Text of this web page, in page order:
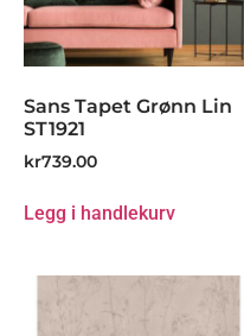
Sans Tapet Grønn Lin
ST1921
kr739.00
Legg i handlekurv